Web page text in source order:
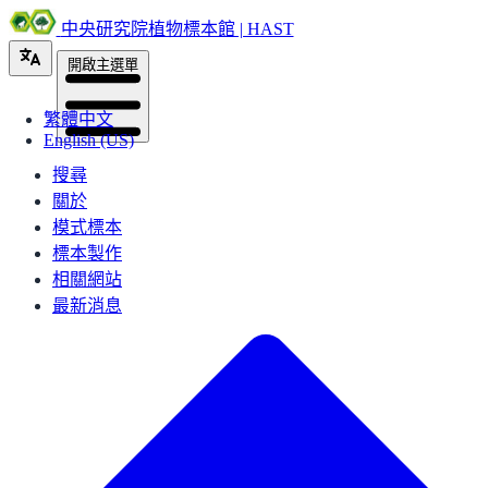
中央研究院植物標本館 | HAST
繁體中文
English (US)
開啟主選單
搜尋
關於
模式標本
標本製作
相關網站
最新消息